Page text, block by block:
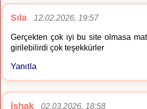
Sıla 12.02.2026, 19:57
Gerçekten çok iyi bu site olmasa
girilebilirdi çok teşekkürler
Yanıtla
İshak 02.03.2026, 18:58